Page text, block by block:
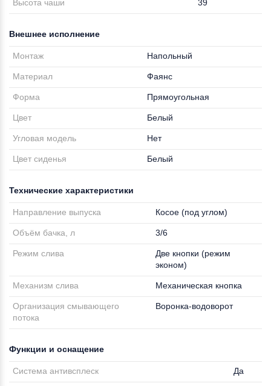
Высота чаши 39
Внешнее исполнение
Монтаж Напольный
Материал Фаянс
Форма Прямоугольная
Цвет Белый
Угловая модель Нет
Цвет сиденья Белый
Технические характеристики
Направление выпуска Косое (под углом)
Объём бачка, л 3/6
Режим слива
Две кнопки (режим
эконом)
Механизм слива Механическая кнопка
Организация смывающего
потока
Воронка-водоворот
Функции и оснащение
Система антивсплеск Да